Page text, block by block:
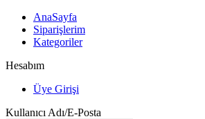
AnaSayfa
Siparişlerim
Kategoriler
Hesabım
Üye Girişi
Kullanıcı Adı/E-Posta